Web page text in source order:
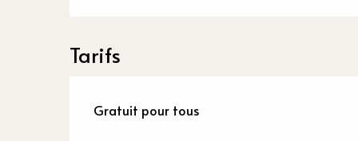
Tarifs
Gratuit pour tous